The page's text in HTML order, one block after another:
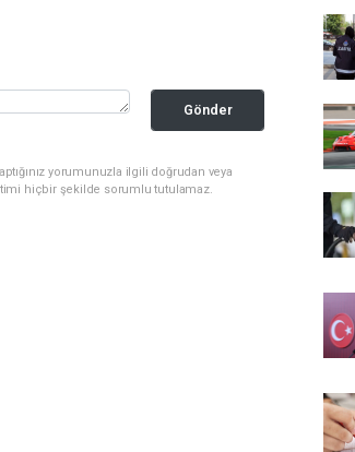
Gönder
yorumunuzla ilgili doğrudan veya
hiçbir şekilde sorumlu tutulamaz.